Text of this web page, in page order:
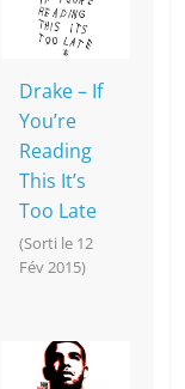
Drake – If
You’re
Reading
This It’s
Too Late
(Sorti le 12
Fév 2015)